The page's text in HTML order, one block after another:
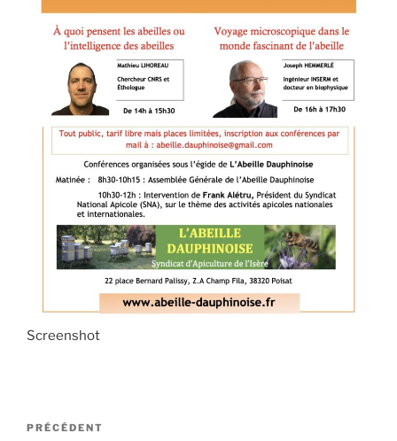
Screenshot
Navigation
Article
PRÉCÉDENT